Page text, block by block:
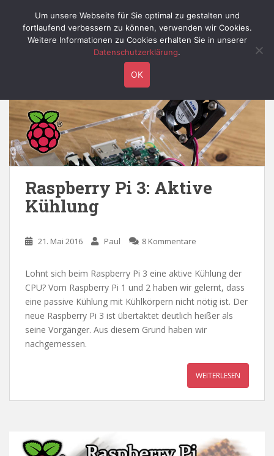
Willy's Technik-Blog
kühlkörper
Raspberry Pi 3: Aktive
Kühlung
21. Mai 2016 Paul 8 Kommentare
Lohnt sich beim Raspberry Pi 3 eine aktive Kühlung der
CPU? Vom Raspberry Pi 1 und 2 haben wir gelernt, dass
eine passive Kühlung mit Kühlkörpern nicht nötig ist. Der
neue Raspberry Pi 3 ist übertaktet deutlich heißer als
seine Vorgänger. Aus diesem Grund haben wir
nachgemessen.
WEITERLESEN
Um unsere Webseite für Sie optimal zu gestalten und
fortlaufend verbessern zu können, verwenden wir Cookies.
Weitere Informationen zu Cookies erhalten Sie in unserer
Datenschutzerklärung.
OK